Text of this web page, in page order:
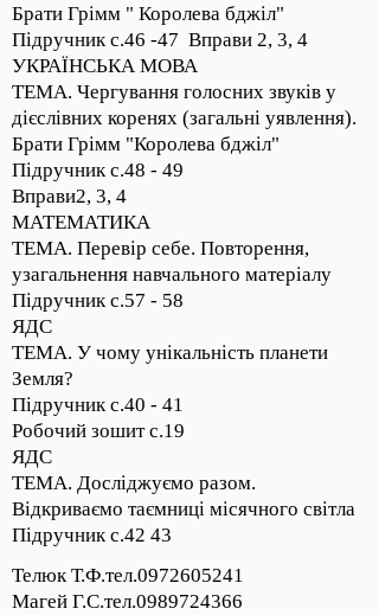
Брати Грімм " Королева бджіл"
Підручник с.46 -47 Вправи 2, 3, 4
УКРАЇНСЬКА МОВА
ТЕМА. Чергування голосних звуків у
дієслівних коренях (загальні уявлення).
Брати Грімм "Королева бджіл"
Підручник с.48 - 49
Вправи2, 3, 4
МАТЕМАТИКА
ТЕМА. Перевір себе. Повторення,
узагальнення навчального матеріалу
Підручник с.57 - 58
ЯДС
ТЕМА. У чому унікальність планети
Земля?
Підручник с.40 - 41
Робочий зошит с.19
ЯДС
ТЕМА. Досліджуємо разом.
Відкриваємо таємниці місячного світла
Підручник с.42 43
Телюк Т.Ф.тел.0972605241
Магей Г.С.тел.0989724366